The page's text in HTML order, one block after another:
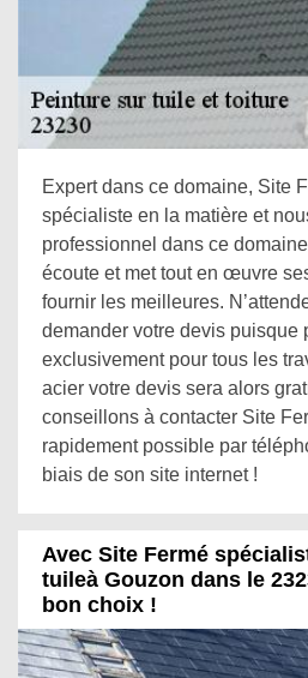
Expert dans ce domaine, Site
spécialiste en la matière et
professionnel dans ce
écoute et met tout en œuvre
fournir les meilleures.
demander votre devis puisque
exclusivement pour tous les
acier votre devis sera alors
conseillons à contacter Site
rapidement possible par
biais de son site internet !
Avec Site Fermé
tuileà Gouzon dans le
bon choix !